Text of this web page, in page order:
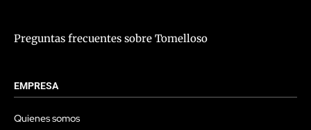
Preguntas frecuentes sobre Tomelloso
EMPRESA
Quienes somos